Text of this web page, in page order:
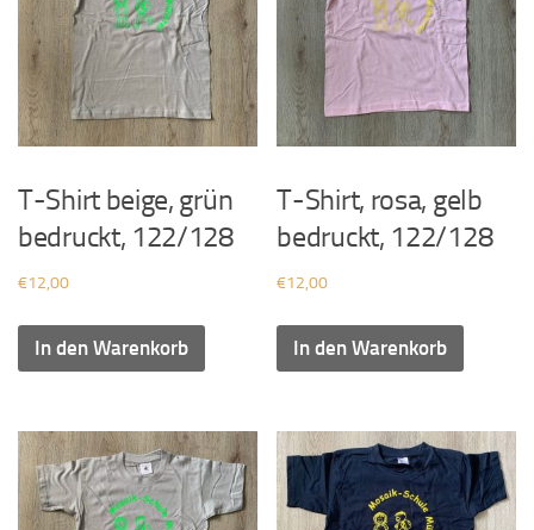
T-Shirt beige, grün
bedruckt, 122/128
€12,00
In den Warenkorb
T-Shirt, rosa, gelb
bedruckt, 122/128
€12,00
In den Warenkorb